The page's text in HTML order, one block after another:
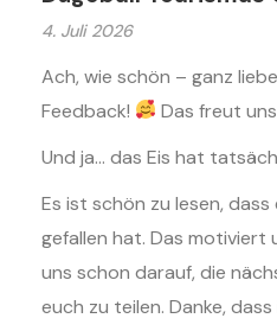
4. Juli 2026
Ach, wie schön – ganz
Feedback!
Das freut
Und ja… das Eis hat
Es ist schön zu lesen,
gefallen hat. Das motiviert
uns schon darauf, die
euch zu teilen. Danke,